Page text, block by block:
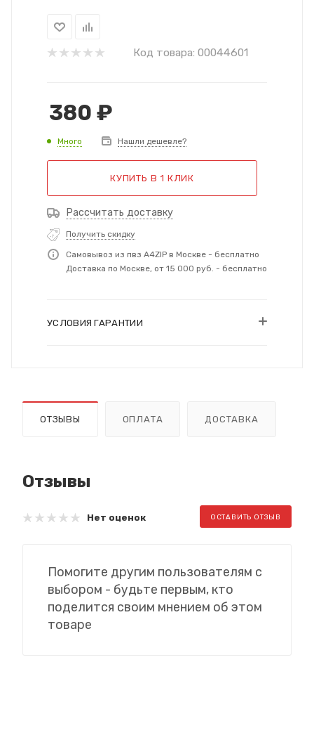
Код товара: 00044601
380 ₽
Много Нашли дешевле?
КУПИТЬ В 1 КЛИК
Рассчитать доставку
Получить скидку
Самовывоз из пвз A4ZIP в Москве - бесплатно
Доставка по Москве, от 15 000 руб. - бесплатно
УСЛОВИЯ ГАРАНТИИ
ОТЗЫВЫ ОПЛАТА ДОСТАВКА
Отзывы
Нет оценок ОСТАВИТЬ ОТЗЫВ
Помогите другим пользователям с
выбором - будьте первым, кто
поделится своим мнением об этом
товаре